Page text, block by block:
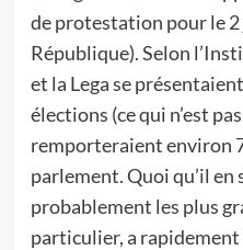
de protestation pour le 2
République). Selon
et la Lega se
élections (ce qui n’est
remporteraient environ
parlement. Quoi qu’il en
probablement les plus
particulier, a